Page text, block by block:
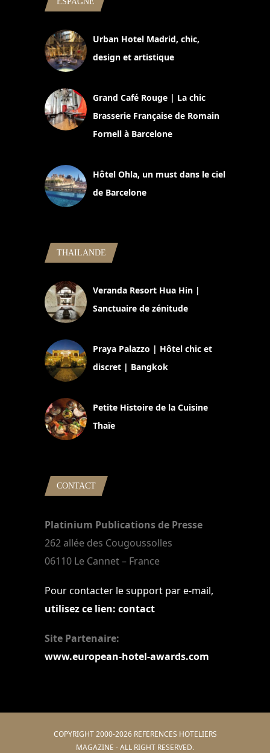
Urban Hotel Madrid, chic,
design et artistique
Grand Café Rouge | La chic
Brasserie Française de Romain
Fornell à Barcelone
Hôtel Ohla, un must dans le ciel
de Barcelone
THAILANDE
Veranda Resort Hua Hin |
Sanctuaire de zénitude
Praya Palazzo | Hôtel chic et
discret | Bangkok
Petite Histoire de la Cuisine
Thaïe
CONTACT
Platinium Publications de Presse
262 allée des Cougoussolles
06110 Le Cannet – France
Pour contacter le support par e-mail,
utilisez ce lien: contact
Site Partenaire:
www.european-hotel-awards.com
COPYRIGHT 2000-2026 REFERENCES HOTELIERS
MAGAZINE - ALL RIGHT RESERVED.